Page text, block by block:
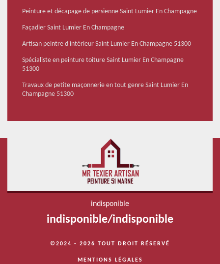
Peinture et décapage de persienne Saint Lumier En Champagne
Façadier Saint Lumier En Champagne
Artisan peintre d'intérieur Saint Lumier En Champagne 51300
Spécialiste en peinture toiture Saint Lumier En Champagne
51300
Travaux de petite maçonnerie en tout genre Saint Lumier En
Champagne 51300
indisponible
indisponible/indisponible
©2024 - 2026 TOUT DROIT RÉSERVÉ
MENTIONS LÉGALES